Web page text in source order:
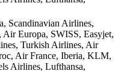
Scandinavian Airlines,
Europa, SWISS, Easyjet,
Turkish Airlines, Air
Air France, Iberia, KLM,
Airlines, Lufthansa,